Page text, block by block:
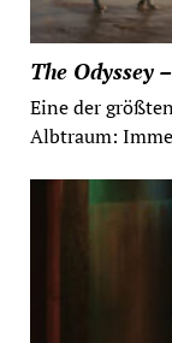
The Odyssey
Eine der
Albtraum: